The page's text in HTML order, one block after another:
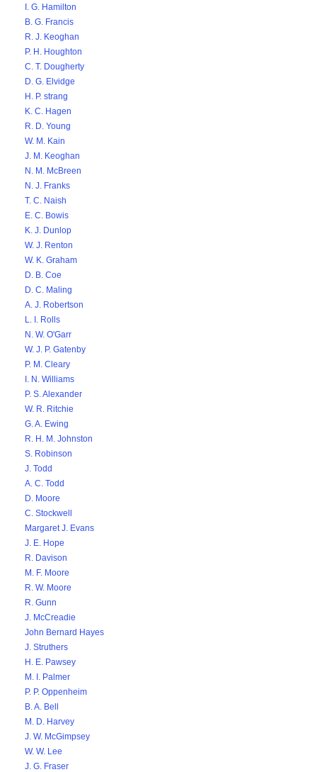
I. G. Hamilton
B. G. Francis
R. J. Keoghan
P. H. Houghton
C. T. Dougherty
D. G. Elvidge
H. P. strang
K. C. Hagen
R. D. Young
W. M. Kain
J. M. Keoghan
N. M. McBreen
N. J. Franks
T. C. Naish
E. C. Bowis
K. J. Dunlop
W. J. Renton
W. K. Graham
D. B. Coe
D. C. Maling
A. J. Robertson
L. I. Rolls
N. W. O'Garr
W. J. P. Gatenby
P. M. Cleary
I. N. Williams
P. S. Alexander
W. R. Ritchie
G. A. Ewing
R. H. M. Johnston
S. Robinson
J. Todd
A. C. Todd
D. Moore
C. Stockwell
Margaret J. Evans
J. E. Hope
R. Davison
M. F. Moore
R. W. Moore
R. Gunn
J. McCreadie
John Bernard Hayes
J. Struthers
H. E. Pawsey
M. I. Palmer
P. P. Oppenheim
B. A. Bell
M. D. Harvey
J. W. McGimpsey
W. W. Lee
J. G. Fraser